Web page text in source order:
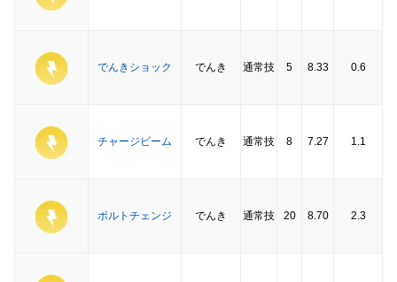
でんきショック でんき 通常技 5 8.33 0.6
チャージビーム でんき 通常技 8 7.27 1.1
ボルトチェンジ でんき 通常技 20 8.70 2.3